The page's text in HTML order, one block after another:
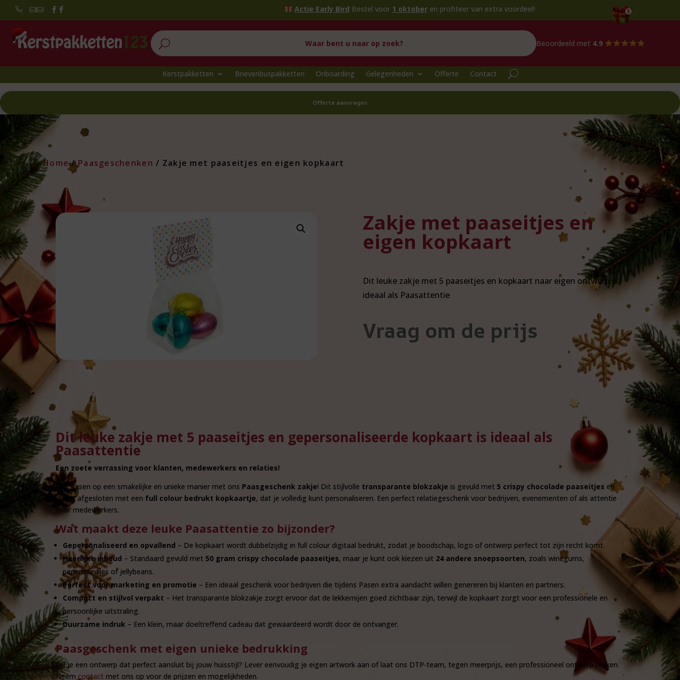
  Actie Early BirdBestel voor1 oktoberen profiteer van extra voordeel!
U Beoordeeld met 4.9
Kerstpakketten Brievenbuspakketten Onboarding Gelegenheden Offerte Contact
Offerte aanvragen
Home/Paasgeschenken / Zakje met paaseitjes en eigen kopkaart
Zakje met paaseitjes en
eigen kopkaart
Dit leuke zakje met 5 paaseitjes en kopkaart naar eigen ontwerp is
ideaal als Paasattentie
Vraag om de prijs
Dit leuke zakje met 5 paaseitjes en gepersonaliseerde kopkaart is ideaal als
Paasattentie
Een zoete verrassing voor klanten, medewerkers en relaties!
Vier Pasen op een smakelijke en unieke manier met ons Paasgeschenk zakje! Dit stijlvolle transparante blokzakje is gevuld met 5 crispy chocolade paaseitjes en
wordt afgesloten met een full colour bedrukt kopkaartje, dat je volledig kunt personaliseren. Een perfect relatiegeschenk voor bedrijven, evenementen of als attentie
voor medewerkers.
Wat maakt deze leuke Paasattentie zo bijzonder?
Gepersonaliseerd en opvallend – De kopkaart wordt dubbelzijdig in full colour digitaal bedrukt, zodat je boodschap, logo of ontwerp perfect tot zijn recht komt.
Heerlijke inhoud – Standaard gevuld met 50 gram crispy chocolade paaseitjes, maar je kunt ook kiezen uit 24 andere snoepsoorten, zoals winegums,
pepermuntjes of jellybeans.
Perfect voor marketing en promotie – Een ideaal geschenk voor bedrijven die tijdens Pasen extra aandacht willen genereren bij klanten en partners.
Compact en stijlvol verpakt – Het transparante blokzakje zorgt ervoor dat de lekkernijen goed zichtbaar zijn, terwijl de kopkaart zorgt voor een professionele en
persoonlijke uitstraling.
Duurzame indruk – Een klein, maar doeltreffend cadeau dat gewaardeerd wordt door de ontvanger.
Paasgeschenk met eigen unieke bedrukking
Wil je een ontwerp dat perfect aansluit bij jouw huisstijl? Lever eenvoudig je eigen artwork aan of laat ons DTP-team, tegen meerprijs, een professioneel ontwerp maken.
Neem contact met ons op voor de prijzen en mogelijkheden.